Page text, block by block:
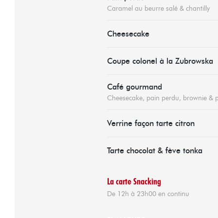
Caramel au beurre salé & chantilly
Cheesecake
Coupe colonel à la Zubrowska
Café gourmand
Cheesecake, pain perdu, brownie &
Verrine façon tarte citron
Tarte chocolat & fève tonka
La carte Snacking
De 12h à 23h00 en continu